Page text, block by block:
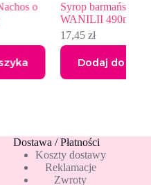
Syrop barmański o smaku
WANILII 490ml
Dodaj do koszyka
Dostawa / Płatności
Koszty dostawy
Reklamacje
Zwroty